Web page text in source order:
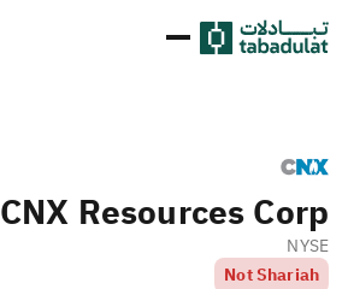
CNX Resources Corp.
NYSE
Not Shariah